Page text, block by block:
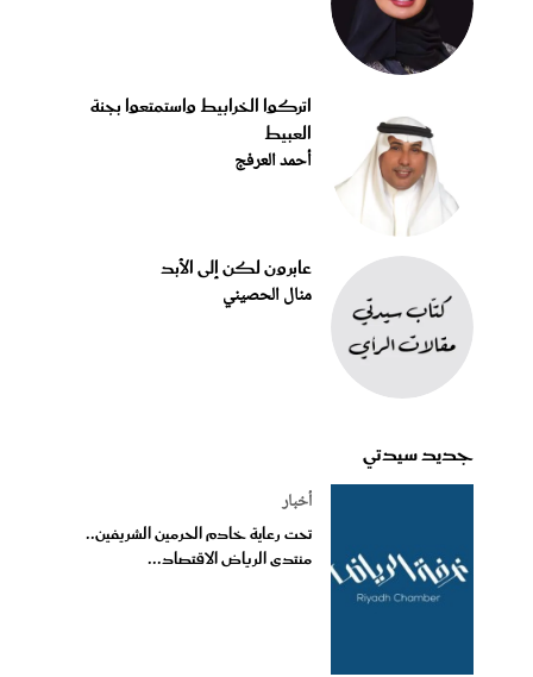
اتركوا الخرابيط واستمتعوا بجنة
العبيط
أحمد العرفج
عابرون لكن إلى الأبد
منال الحصيني
جديد سيدتي
أخبار
تحت رعاية خادم الحرمين الشريفين..
منتدى الرياض الاقتصاد...